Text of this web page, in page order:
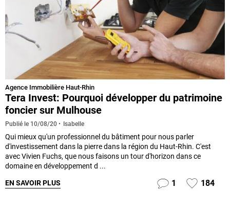
Agence Immobilière Haut-Rhin
Tera Invest: Pourquoi développer du patrimoine
foncier sur Mulhouse
Publié le 10/08/20 Isabelle
Qui mieux qu'un professionnel du bâtiment pour nous parler
d'investissement dans la pierre dans la région du Haut-Rhin. C'est
avec Vivien Fuchs, que nous faisons un tour d'horizon dans ce
domaine en développement d ...
EN SAVOIR PLUS 1 184